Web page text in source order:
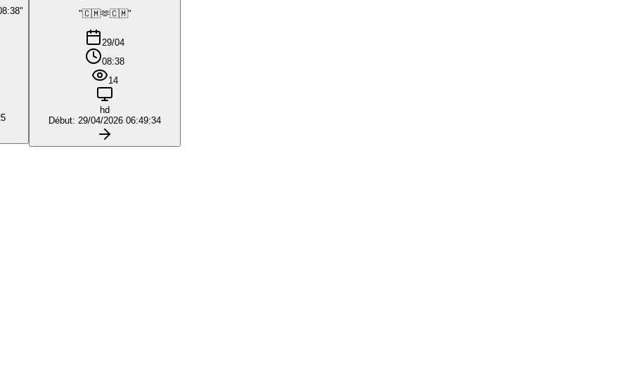
"🇨🇲🫶🇨🇲"
29/04
08:38
14
hd
Début: 29/04/2026 06:49:34